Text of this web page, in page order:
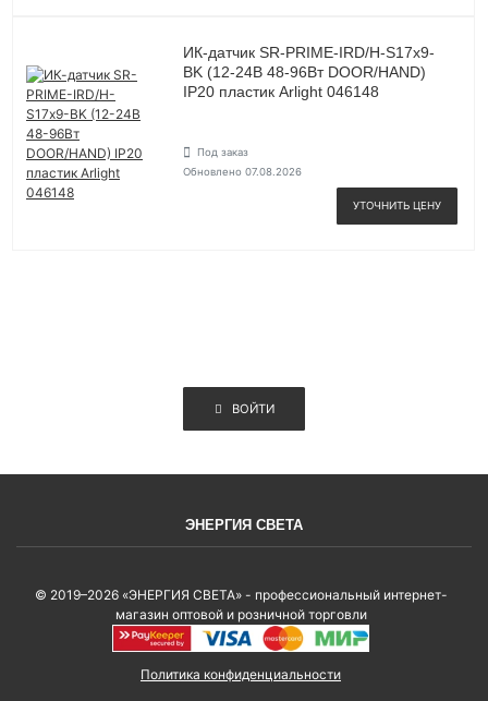
ИК-датчик SR-PRIME-IRD/H-S17х9-
BK (12-24В 48-96Вт DOOR/HAND)
IP20 пластик Arlight 046148
Под заказ
Обновлено 07.08.2026
УТОЧНИТЬ ЦЕНУ
ВОЙТИ
ЭНЕРГИЯ СВЕТА
© 2019–2026 «ЭНЕРГИЯ СВЕТА» - профессиональный интернет-
магазин оптовой и розничной торговли
Политика конфиденциальности